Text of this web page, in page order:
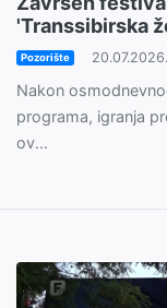
'Transsibirska
Pozorište
Nakon
programa, igranja
ov...